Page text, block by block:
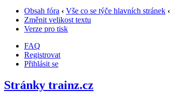
Obsah fóra ‹ Vše co se týče hlavních stránek ‹
Změnit velikost textu
Verze pro tisk
FAQ
Registrovat
Přihlásit se
Stránky trainz.cz